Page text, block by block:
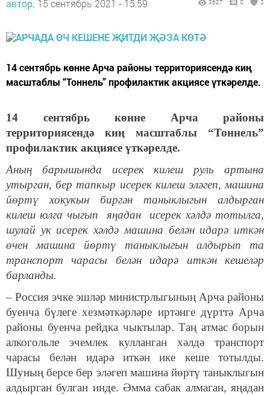
автор, 15 сентябрь 2021 - 15:59 3627 0 2
14 сентябрь көнне Арча районы территориясендә киң
масштаблы “Тоннель” профилактик акциясе үткәрелде.
14 сентябрь көнне Арча районы
территориясендә киң масштаблы “Тоннель”
профилактик акциясе үткәрелде.
Аның барышында исерек килеш руль артына
утырган, бер тапкыр исерек килеш эләгеп, машина
йөртү хокукын биргән таныклыгын алдырган
килеш юлга чыгып яңадан исерек хәлдә тотылга,
шулай ук исерек хәлдә машина белән идарә иткән
өчен машина йөртү таныклыгын алдырып та
транспорт чарасы белән идарә иткән кешеләр
барланды.
– Россия эчке эшләр министрлыгының Арча районы
буенча бүлеге хезмәткәрләре иртәнге дүрттә Арча
районы буенча рейдка чыктылар. Таң атмас борын
алкогольле эчемлек кулланган хәлдә транспорт
чарасы белән идарә иткән ике кеше тотылды.
Шуның берсе бер эләгеп машина йөртү таныклыгын
алдырган булган инде. Әмма сабак алмаган, яңадан